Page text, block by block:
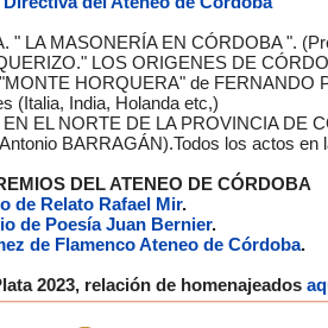
" LA MASONERÍA EN CÓRDOBA ".
LOS ORIGENES DE
HORQUERA" de FERNANDO
(Italia, India, Holanda etc,)
EL NORTE DE LA PROVINCIA DE
BARRAGÁN).Todos los actos en
DEL ATENEO DE CÓRDOBA
de Relato Rafael Mir.
de Poesía Juan Bernier.
de Flamenco Ateneo de Córdoba.
2023, relación de homenajeados